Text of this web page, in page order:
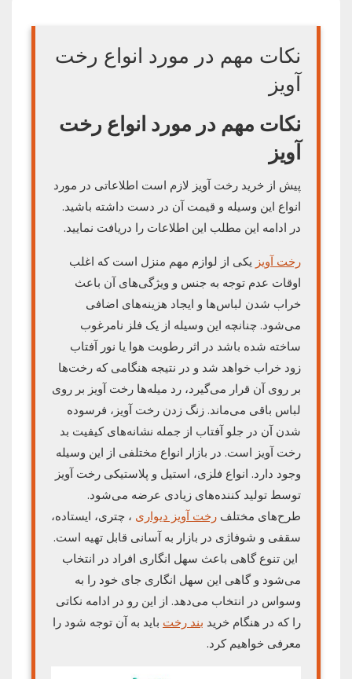
نکات مهم در مورد انواع رخت
آویز
نکات مهم در مورد انواع رخت
آویز
پیش از خرید رخت آویز لازم است اطلاعاتی در مورد
انواع این وسیله و قیمت آن در دست داشته باشید.
در ادامه این مطلب این اطلاعات را دریافت نمایید.
رخت آویز یکی از لوازم مهم منزل است که اغلب
اوقات عدم توجه به جنس و ویژگی‌های آن باعث
خراب شدن لباس‌ها و ایجاد هزینه‌های اضافی
می‌شود. چنانچه این وسیله از یک فلز نامرغوب
ساخته شده باشد در اثر رطوبت هوا یا نور آفتاب
زود خراب خواهد شد و در نتیجه هنگامی که رخت‌ها
بر روی آن قرار می‌گیرد، رد میله‌ها رخت آویز بر روی
لباس باقی می‌ماند. زنگ زدن رخت آویز، فرسوده
شدن آن در جلو آفتاب از جمله نشانه‌های کیفیت بد
رخت آویز است. در بازار انواع مختلفی از این وسیله
وجود دارد. انواع فلزی، استیل و پلاستیکی رخت آویز
توسط تولید کننده‌های زیادی عرضه می‌شود.
طرح‌های مختلف رخت آویز دیواری ، چتری، ایستاده،
سقفی و شوفاژی در بازار به آسانی قابل تهیه است.
این تنوع گاهی باعث سهل انگاری افراد در انتخاب
می‌شود و گاهی این سهل انگاری جای خود را به
وسواس در انتخاب می‌دهد. از این رو در ادامه نکاتی
را که در هنگام خرید بند رخت باید به آن توجه شود را
معرفی خواهیم کرد.